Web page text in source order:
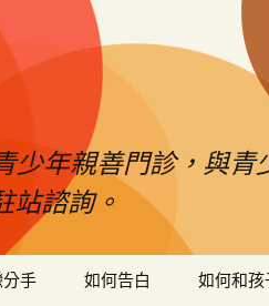
少年親善門診，與青
站諮詢。
手 如何告白 如何和孩